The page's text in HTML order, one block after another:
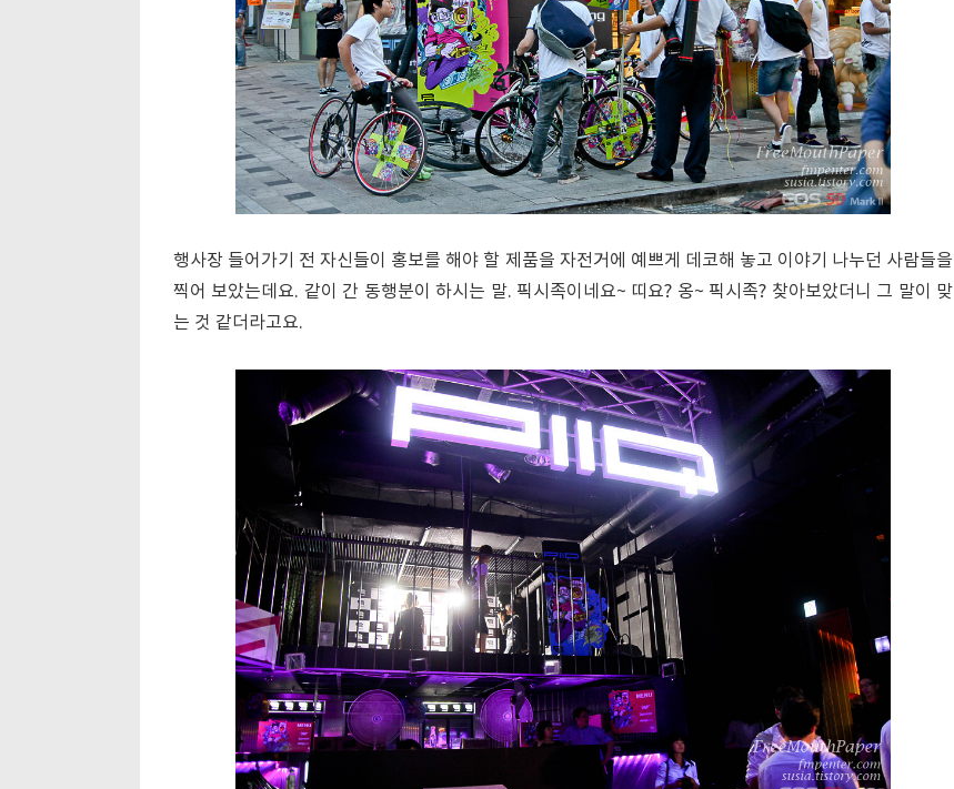
행사장 들어가기 전 자신들이 홍보를 해야 할 제품을 자전거에 예쁘게 데코해 놓고 이야기 나누던 사람들을
찍어 보았는데요. 같이 간 동행분이 하시는 말. 픽시족이네요~ 띠요? 옹~ 픽시족? 찾아보았더니 그 말이 맞
는 것 같더라고요.